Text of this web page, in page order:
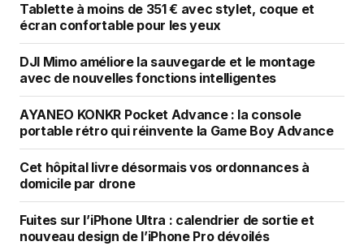
Tablette à moins de 351 € avec stylet, coque et
écran confortable pour les yeux
DJI Mimo améliore la sauvegarde et le montage
avec de nouvelles fonctions intelligentes
AYANEO KONKR Pocket Advance : la console
portable rétro qui réinvente la Game Boy Advance
Cet hôpital livre désormais vos ordonnances à
domicile par drone
Fuites sur l’iPhone Ultra : calendrier de sortie et
nouveau design de l’iPhone Pro dévoilés